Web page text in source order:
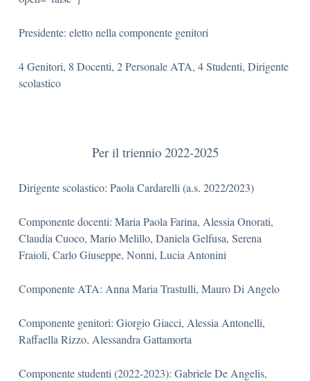
Presidente: eletto nella componente genitori
4 Genitori, 8 Docenti, 2 Personale ATA, 4 Studenti, Dirigente
scolastico
Per il triennio 2022-2025
Dirigente scolastico: Paola Cardarelli (a.s. 2022/2023)
Componente docenti: Maria Paola Farina, Alessia Onorati,
Claudia Cuoco, Mario Melillo, Daniela Gelfusa, Serena
Fraioli, Carlo Giuseppe, Nonni, Lucia Antonini
Componente ATA: Anna Maria Trastulli, Mauro Di Angelo
Componente genitori: Giorgio Giacci, Alessia Antonelli,
Raffaella Rizzo, Alessandra Gattamorta
Componente studenti (2022-2023): Gabriele De Angelis,